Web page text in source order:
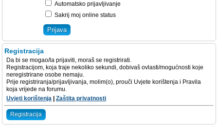
Automatsko prijavljivanje
Sakrij moj online status
Registracija
Da bi se mogao/la prijaviti, moraš se registrirati.
Registracijom, koja traje nekoliko sekundi, dobivaš ovlasti/mogućnosti koje
neregistrirane osobe nemaju.
Prije registriranja/prijavljivanja, molim(o), prouči Uvjete korištenja i Pravila
koja vrijede na forumu.
Uvjeti korištenja
Zaštita privatnosti
Registracija